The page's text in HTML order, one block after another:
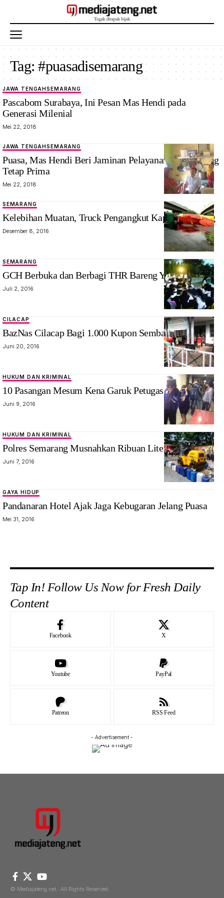
Tag:#puasadisemarang
JAWA TENGAHSEMARANG
Pascabom Surabaya, Ini Pesan Mas Hendi pada
Generasi Milenial
Mei 22, 2018
JAWA TENGAHSEMARANG
Puasa, Mas Hendi Beri Jaminan Pelayanan di Semarang
Tetap Prima
Mei 22, 2018
SEMARANG
Kelebihan Muatan, Truck Pengangkut Kapas Terguling
Desember 8, 2016
SEMARANG
GCH Berbuka dan Berbagi THR Bareng Yatim Piatu
Juli 2, 2016
CILACAP
BazNas Cilacap Bagi 1.000 Kupon Sembako Gratis
Juni 20, 2016
HUKUM DAN KRIMINAL
10 Pasangan Mesum Kena Garuk Petugas
Juni 9, 2016
HUKUM DAN KRIMINAL
Polres Semarang Musnahkan Ribuan Liter Miras
Juni 7, 2016
GAYA HIDUP
Pandanaran Hotel Ajak Jaga Kebugaran Jelang Puasa
Mei 31, 2016
Tap In! Follow Us Now for Fresh Daily
Content
Facebook X
Youtube PayPal
Patreon RSS Feed
- Advertisement -
© Mediajateng.net. All Rights Reserved.